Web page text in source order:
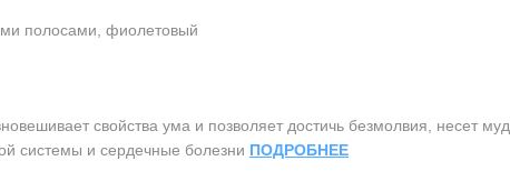
полосами, фиолетовый
свойства ума и позволяет достичь безмолвия, несет
системы и сердечные болезни ПОДРОБНЕЕ